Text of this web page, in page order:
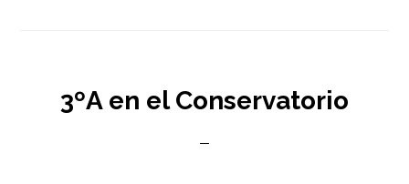
3ºA en el Conservatorio